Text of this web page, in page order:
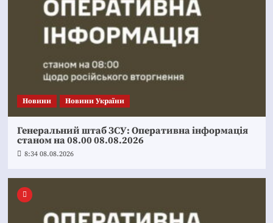
Новини Новини України
Генеральний штаб ЗСУ: Оперативна інформація
станом на 08.00 08.08.2026
8:34 08.08.2026